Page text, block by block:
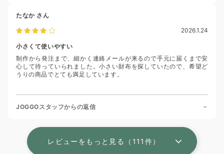
たなか さん
2026.1.24
小さくて使いやすい
制作から発注まで、細かく連絡メールが来るので手元に届くまで安
心して待っていられました。小さい財布を探していたので、希望ど
うりの商品でとても満足しています。
JOGGOスタッフからの返信
レビューをもっと見る（111件）